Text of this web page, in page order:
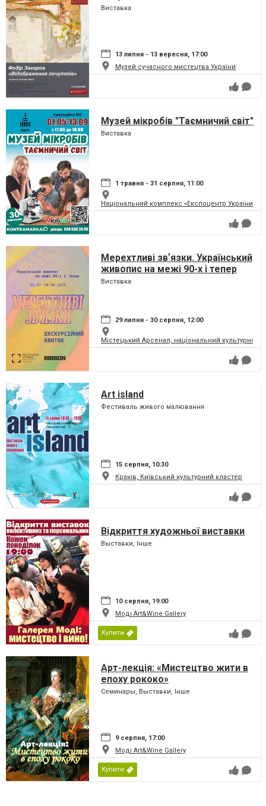
Виставка
13 липня - 13 вересня, 17:00
Музей сучасного мистецтва України
Музей мікробів "Таємничий світ"
Виставка
1 травня - 31 серпня, 11:00
Національний комплекс «Експоцентр України»
Мерехтливі звʼязки. Український
живопис на межі 90-х і тепер
Виставка
29 липня - 30 серпня, 12:00
Містецький Арсенал, національний культурно-
Art island
Фестиваль живого малювання
15 серпня, 10:30
Краків, Київський культурний кластер
Відкриття художньої виставки
Выставки, Інше
10 серпня, 19:00
Моді Art&Wine Gallery
Купити
Арт-лекція: «Мистецтво жити в
епоху рококо»
Семинары, Выставки, Інше
9 серпня, 17:00
Моді Art&Wine Gallery
Купити